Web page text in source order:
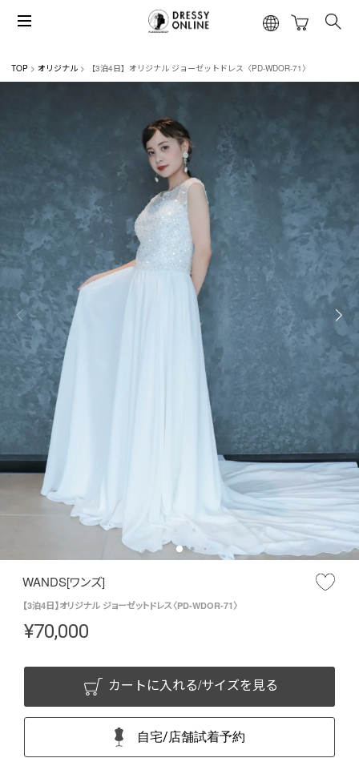
TOP オリジナル 【3泊4日】オリジナル ジョーゼットドレス〈PD-WDOR-71〉
WANDS[ワンズ]
【3泊4日】オリジナル ジョーゼットドレス〈PD-WDOR-71〉
¥70,000
カートに入れる/サイズを見る
自宅/店舗試着予約